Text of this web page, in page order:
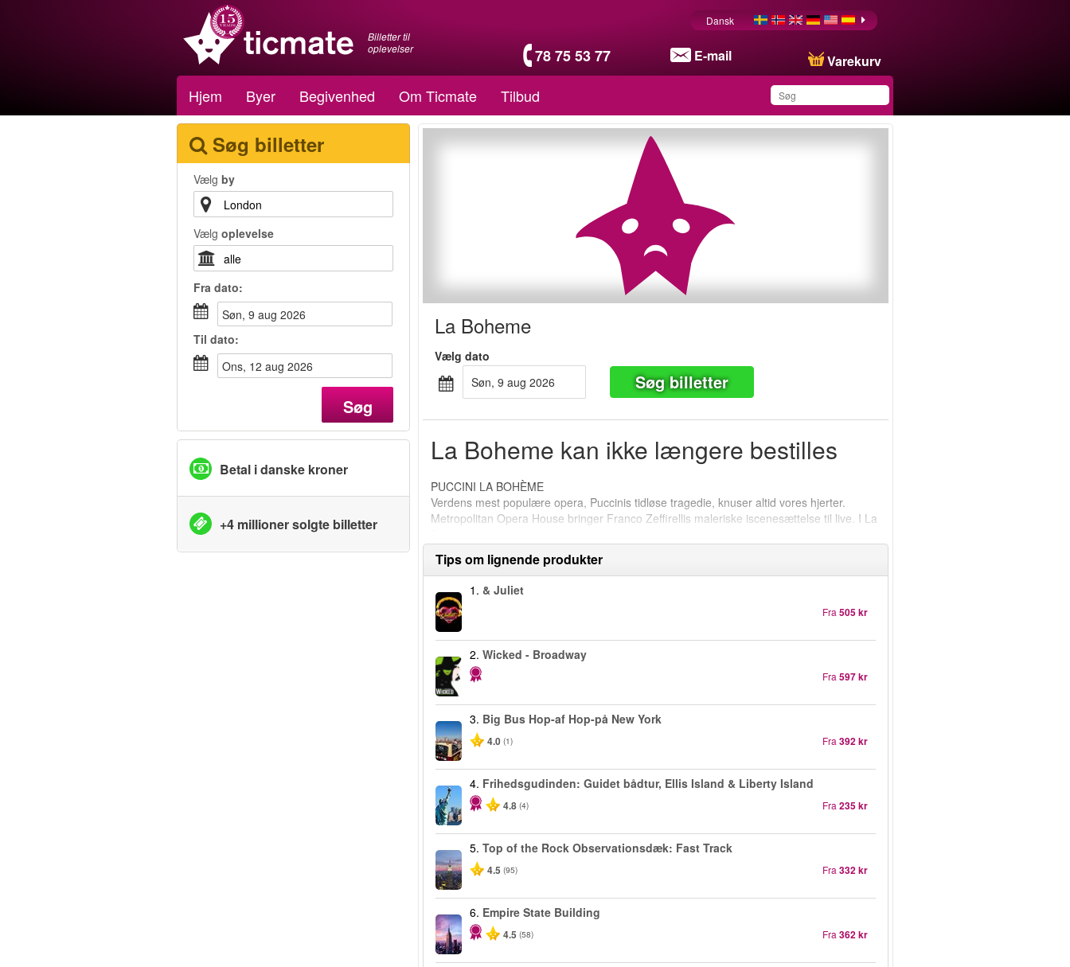
Billetter til
oplevelser
78 75 53 77 E-mail Varekurv
Dansk
Hjem Byer Begivenhed Om Ticmate Tilbud
Søg billetter
Vælg by
Vælg oplevelse
Fra dato:
søn, 9 aug 2026
Til dato:
ons, 12 aug 2026
Søg
Betal i danske kroner
+4 millioner solgte billetter
La Boheme
Vælg dato
søn, 9 aug 2026
Søg billetter
La Boheme kan ikke længere bestilles
PUCCINI LA BOHÈME
Verdens mest populære opera, Puccinis tidløse tragedie, knuser altid vores hjerter.
Metropolitan Opera House bringer Franco Zeffirellis maleriske iscenesættelse til live. I La
Tips om lignende produkter
1.& Juliet
Fra 505 kr
2.Wicked - Broadway
Fra 597 kr
3. Big Bus Hop-af Hop-på New York
4.0 (1) Fra 392 kr
4. Frihedsgudinden: Guidet bådtur, Ellis Island & Liberty Island
4.8 (4) Fra 235 kr
5.Top of the Rock Observationsdæk: Fast Track
4.5 (95) Fra 332 kr
6. Empire State Building
4.5 (58) Fra 362 kr